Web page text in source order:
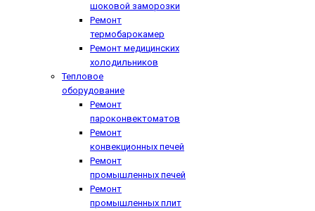
шоковой заморозки
Ремонт
термобарокамер
Ремонт медицинских
холодильников
Тепловое
оборудование
Ремонт
пароконвектоматов
Ремонт
конвекционных печей
Ремонт
промышленных печей
Ремонт
промышленных плит